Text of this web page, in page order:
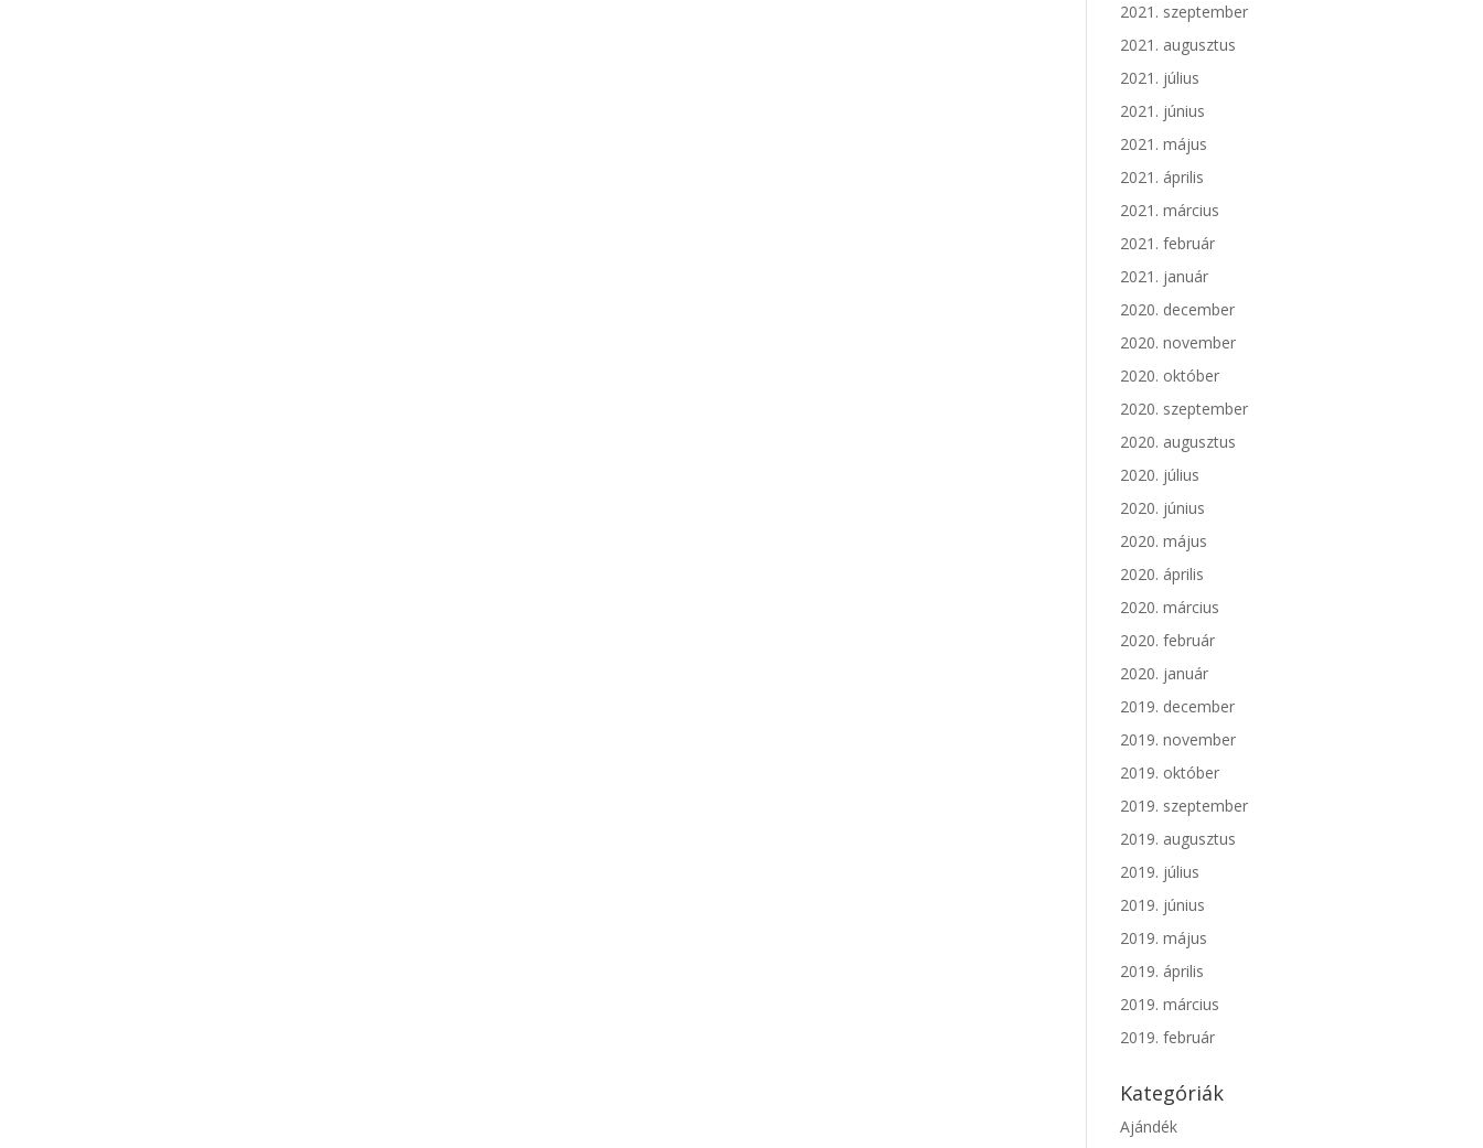
2021. szeptember
2021. augusztus
2021. július
2021. június
2021. május
2021. április
2021. március
2021. február
2021. január
2020. december
2020. november
2020. október
2020. szeptember
2020. augusztus
2020. július
2020. június
2020. május
2020. április
2020. március
2020. február
2020. január
2019. december
2019. november
2019. október
2019. szeptember
2019. augusztus
2019. július
2019. június
2019. május
2019. április
2019. március
2019. február
Kategóriák
Ajándék